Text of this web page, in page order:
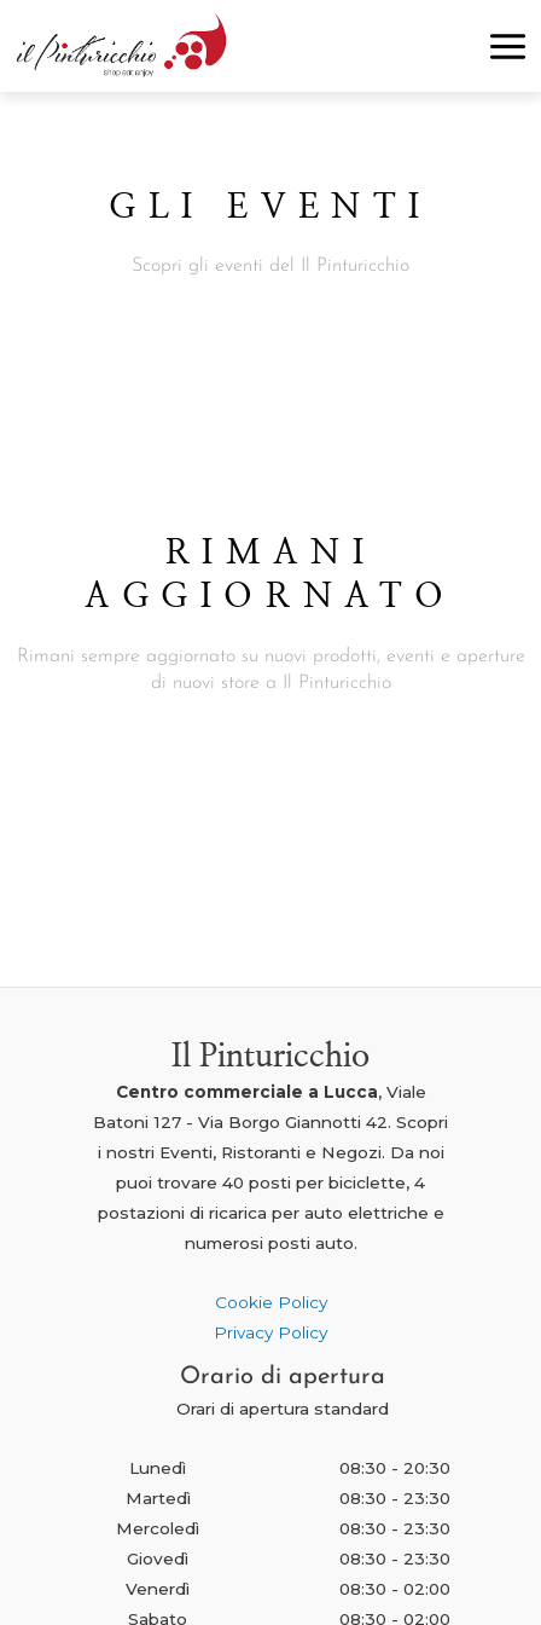
GLI EVENTI
Scopri gli eventi del Il Pinturicchio
RIMANI
AGGIORNATO
Rimani sempre aggiornato su nuovi prodotti, eventi e aperture
di nuovi store a Il Pinturicchio
Il Pinturicchio
Centro commerciale a Lucca, Viale
Batoni 127 - Via Borgo Giannotti 42. Scopri
i nostri Eventi, Ristoranti e Negozi. Da noi
puoi trovare 40 posti per biciclette, 4
postazioni di ricarica per auto elettriche e
numerosi posti auto.
Cookie Policy
Privacy Policy
Orario di apertura
Orari di apertura standard
Lunedì
Martedì
Mercoledì
Giovedì
Venerdì
Sabato
08:30 - 20:30
08:30 - 23:30
08:30 - 23:30
08:30 - 23:30
08:30 - 02:00
08:30 - 02:00